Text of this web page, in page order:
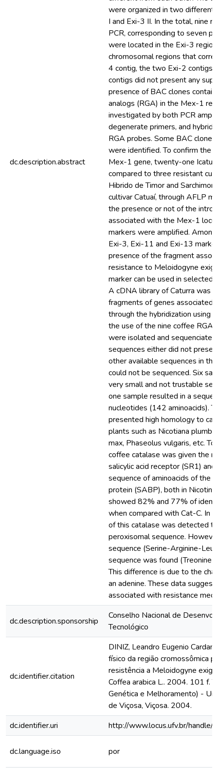
dc.description.abstract
were organized in two different
I and Exi-3 II. In the total, nine
PCR, corresponding to seven
were located in the Exi-3
chromosomal regions that
4 contig, the two Exi-2 contigs
contigs did not present any
presence of BAC clones
analogs (RGA) in the Mex-1
investigated by both PCR
degenerate primers, and
RGA probes. Some BAC
were identified. To confirm the
Mex-1 gene, twenty-one Icatu
compared to three resistant
Hibrido de Timor and
cultivar Catuaí, through AFLP
the presence or not of the
associated with the Mex-1
markers were amplified.
Exi-3, Exi-11 and Exi-13
presence of the fragment
resistance to Meloidogyne
marker can be used in selected
A cDNA library of Caturra was
fragments of genes associated
through the hybridization using
the use of the nine coffee RGA
were isolated and
sequences either did not
other available sequences in
could not be sequenced. Six
very small and not trustable
one sample resulted in a
nucleotides (142 aminoacids).
presented high homology to
plants such as Nicotiana
max, Phaseolus vulgaris, etc.
coffee catalase was given the
salicylic acid receptor (SR1)
sequence of aminoacids of the
protein (SABP), both in
showed 82% and 77% of
when compared with Cat-C. In
of this catalase was detected
peroxisomal sequence.
sequence (Serine-Arginine-
sequence was found (Treonine-
This difference is due to the
an adenine. These data
associated with resistance
dc.description.sponsorship
Conselho Nacional de
Tecnológico
dc.identifier.citation
DINIZ, Leandro Eugenio
físico da região cromossômica
resistência a Meloidogyne
Coffea arabica L.. 2004. 101 f.
Genética e Melhoramento) -
de Viçosa, Viçosa. 2004.
dc.identifier.uri
http://www.locus.ufv.br/
dc.language.iso por